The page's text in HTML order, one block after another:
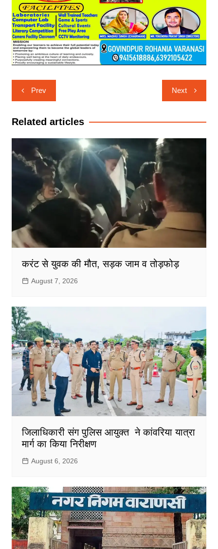
Post
navigation
Prev Next
Related articles
करंट से युवक की मौत, सड़क जाम व तोड़फोड़
August 7, 2026
जिलाधिकारी संग पुलिस आयुक्त ने कांवरिया यात्रा
मार्ग का किया निरीक्षण
August 6, 2026